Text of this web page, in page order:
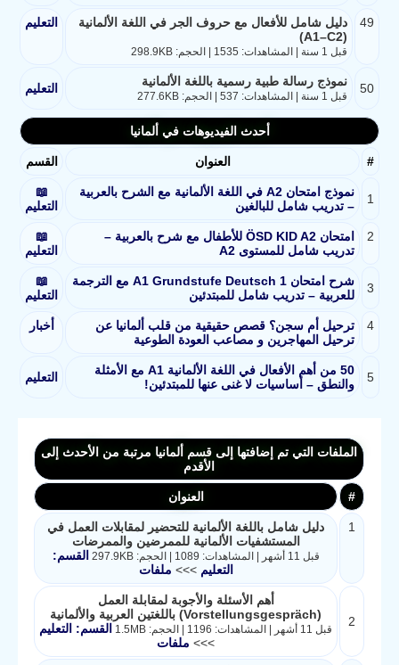
49
دليل شامل للأفعال مع حروف الجر في اللغة الألمانية
(A1–C2)
قبل 1 سنة | المشاهدات: 1535 | الحجم: 298.9KB
التعليم
50 نموذج رسالة طبية رسمية باللغة الألمانية
قبل 1 سنة | المشاهدات: 537 | الحجم: 277.6KB
التعليم
أحدث الفيديوهات في ألمانيا
# العنوان القسم
1
نموذج امتحان A2 في اللغة الألمانية مع الشرح بالعربية
– تدريب شامل للبالغين
📖
التعليم
2
امتحان ÖSD KID A2 للأطفال مع شرح بالعربية –
تدريب شامل للمستوى A2
📖
التعليم
3
شرح امتحان A1 Grundstufe Deutsch 1 مع الترجمة
للعربية – تدريب شامل للمبتدئين
📖
التعليم
4
ترحيل أم سجن؟ قصص حقيقية من قلب ألمانيا عن
ترحيل المهاجرين و مصاعب العودة الطوعية
أخبار
5
50 من أهم الأفعال في اللغة الألمانية A1 مع الأمثلة
والنطق – أساسيات لا غنى عنها للمبتدئين!
التعليم
الملفات التي تم إضافتها إلى قسم ألمانيا مرتبة من الأحدث إلى
الأقدم
# العنوان
1
دليل شامل باللغة الألمانية للتحضير لمقابلات العمل في
المستشفيات الألمانية للممرضين والممرضات
قبل 11 أشهر | المشاهدات: 1089 | الحجم: 297.9KB
القسم:
التعليم>>> ملفات
2
أهم الأسئلة والأجوبة لمقابلة العمل
(Vorstellungsgespräch) باللغتين العربية والألمانية
قبل 11 أشهر | المشاهدات: 1196 | الحجم: 1.5MB
القسم: التعليم
>>> ملفات